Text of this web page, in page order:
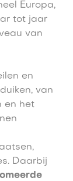
Europa,
tot jaar
van
en
van
en het
Daarbij